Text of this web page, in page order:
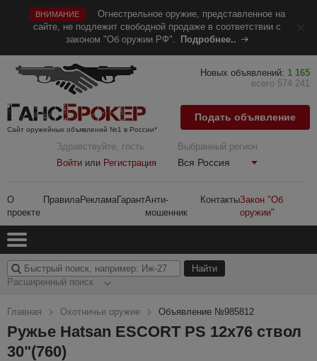
ВНИМАНИЕ
Огнестрельное оружие, представленное на
сайте, не подлежит свободной продаже в соответствии с
законом "Об оружии РФ".
Подробнее..
Сайт оружейных объявлений №1 в России*
Здравствуйте, гость
Войти или Регистрация
Выбранный регион
Вся Россия
О
проекте
ПравилаРекламаГарантАнти-
мошенник
КонтактыЗакон "Об
оружии"
Новых объявлений: 1 165
всего 574 241
Подать объявление
Расширенный поиск
Главная Охотничье оружие Объявление №985812
Ружье Hatsan ESCORT PS 12x76 ствол
30"(760)